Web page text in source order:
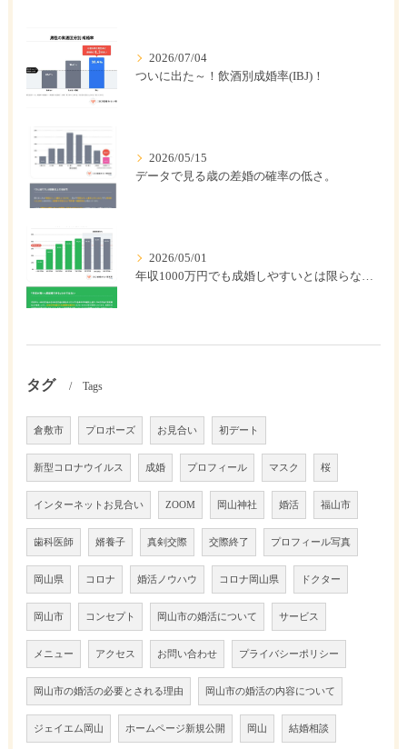
2026/07/04
ついに出た～！飲酒別成婚率(IBJ)！
2026/05/15
データで見る歳の差婚の確率の低さ。
2026/05/01
年収1000万円でも成婚しやすいとは限らない? 「年収帯別の成婚率」のリアル
タグ Tags
倉敷市 プロポーズ お見合い 初デート
新型コロナウイルス 成婚 プロフィール マスク 桜
インターネットお見合い ZOOM 岡山神社 婚活 福山市
歯科医師 婿養子 真剣交際 交際終了 プロフィール写真
岡山県 コロナ 婚活ノウハウ コロナ岡山県 ドクター
岡山市 コンセプト 岡山市の婚活について サービス
メニュー アクセス お問い合わせ プライバシーポリシー
岡山市の婚活の必要とされる理由 岡山市の婚活の内容について
ジェイエム岡山 ホームページ新規公開 岡山 結婚相談